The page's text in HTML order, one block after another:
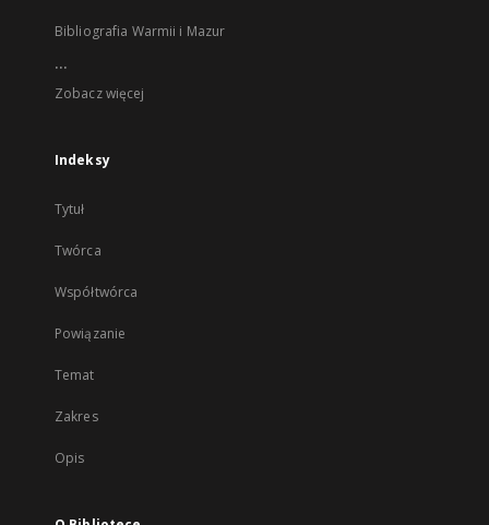
Bibliografia Warmii i Mazur
...
Zobacz więcej
Indeksy
Tytuł
Twórca
Współtwórca
Powiązanie
Temat
Zakres
Opis